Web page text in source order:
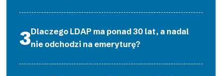
Dlaczego LDAP ma ponad 30 lat, a nadal
nie odchodzi na emeryturę?